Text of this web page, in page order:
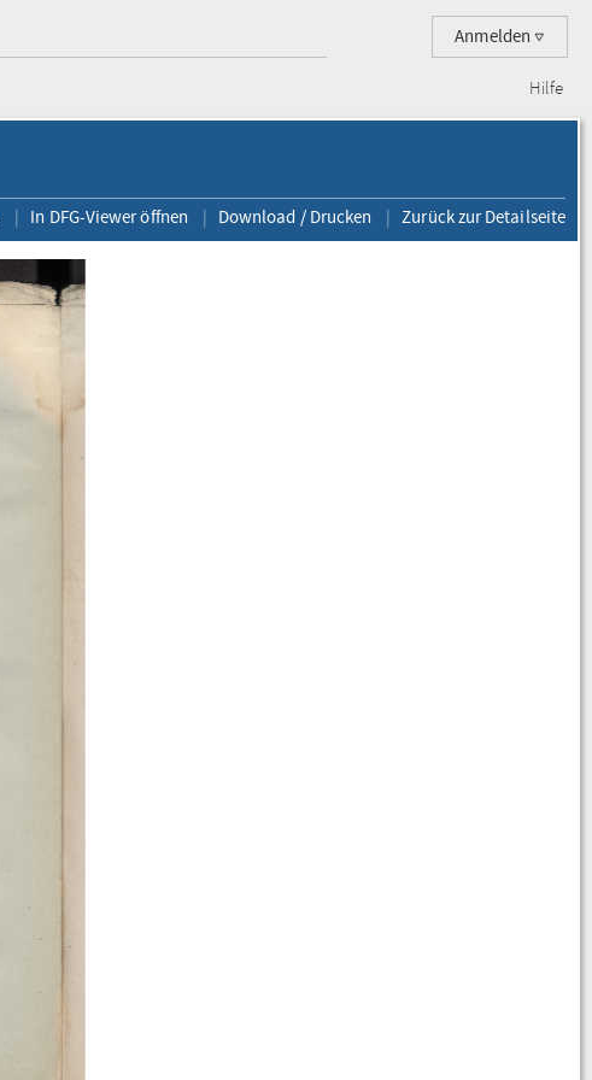
Anmelden
Hilfe
In DFG-Viewer öffnen Download / Drucken Zurück zur Detailseite